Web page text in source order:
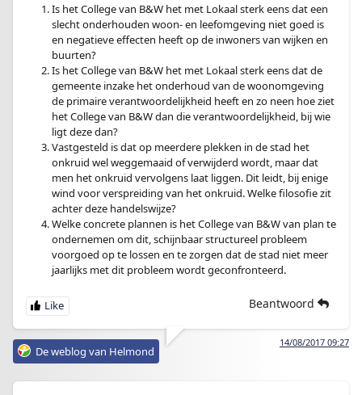
Is het College van B&W het met Lokaal sterk eens dat een
slecht onderhouden woon- en leefomgeving niet goed is
en negatieve effecten heeft op de inwoners van wijken en
buurten?
Is het College van B&W het met Lokaal sterk eens dat de
gemeente inzake het onderhoud van de woonomgeving
de primaire verantwoordelijkheid heeft en zo neen hoe ziet
het College van B&W dan die verantwoordelijkheid, bij wie
ligt deze dan?
Vastgesteld is dat op meerdere plekken in de stad het
onkruid wel weggemaaid of verwijderd wordt, maar dat
men het onkruid vervolgens laat liggen. Dit leidt, bij enige
wind voor verspreiding van het onkruid. Welke filosofie zit
achter deze handelswijze?
Welke concrete plannen is het College van B&W van plan te
ondernemen om dit, schijnbaar structureel probleem
voorgoed op te lossen en te zorgen dat de stad niet meer
jaarlijks met dit probleem wordt geconfronteerd.
Beantwoord
14/08/2017 09:27
De weblog van Helmond